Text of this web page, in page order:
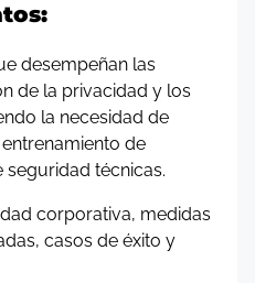
desempeñan las
de la privacidad y los
la necesidad de
de
técnicas.
corporativa, medidas
casos de éxito y